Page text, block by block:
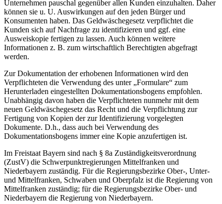
Unternehmen pauschal gegenüber allen Kunden einzuhalten. Daher
können sie u. U. Auswirkungen auf den jeden Bürger und
Konsumenten haben. Das Geldwäschegesetz verpflichtet die
Kunden sich auf Nachfrage zu identifizieren und ggf. eine
Ausweiskopie fertigen zu lassen. Auch können weitere
Informationen z. B. zum wirtschaftlich Berechtigten abgefragt
werden.
Zur Dokumentation der erhobenen Informationen wird den
Verpflichteten die Verwendung des unter „Formulare“ zum
Herunterladen eingestellten Dokumentationsbogens empfohlen.
Unabhängig davon haben die Verpflichteten nunmehr mit dem
neuen Geldwäschegesetz das Recht und die Verpflichtung zur
Fertigung von Kopien der zur Identifizierung vorgelegten
Dokumente. D.h., dass auch bei Verwendung des
Dokumentationsbogens immer eine Kopie anzufertigen ist.
Im Freistaat Bayern sind nach § 8a Zuständigkeitsverordnung
(ZustV) die Schwerpunktregierungen Mittelfranken und
Niederbayern zuständig. Für die Regierungsbezirke Ober-, Unter-
und Mittelfranken, Schwaben und Oberpfalz ist die Regierung von
Mittelfranken zuständig; für die Regierungsbezirke Ober- und
Niederbayern die Regierung von Niederbayern.